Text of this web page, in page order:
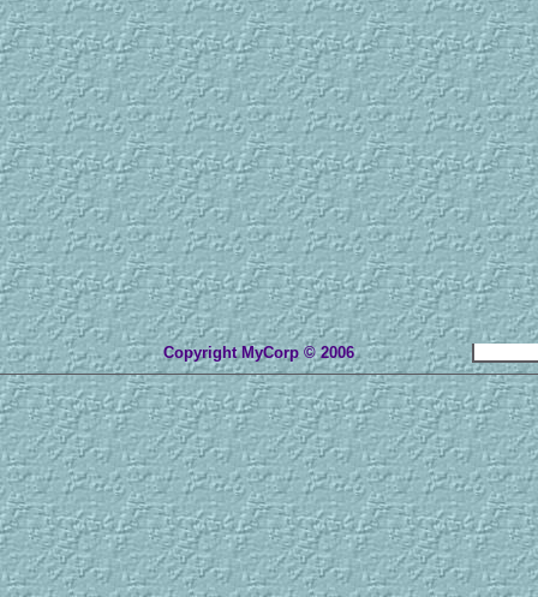
Copyright MyCorp © 2006